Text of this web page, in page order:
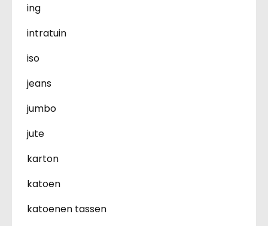
ing
intratuin
iso
jeans
jumbo
jute
karton
katoen
katoenen tassen